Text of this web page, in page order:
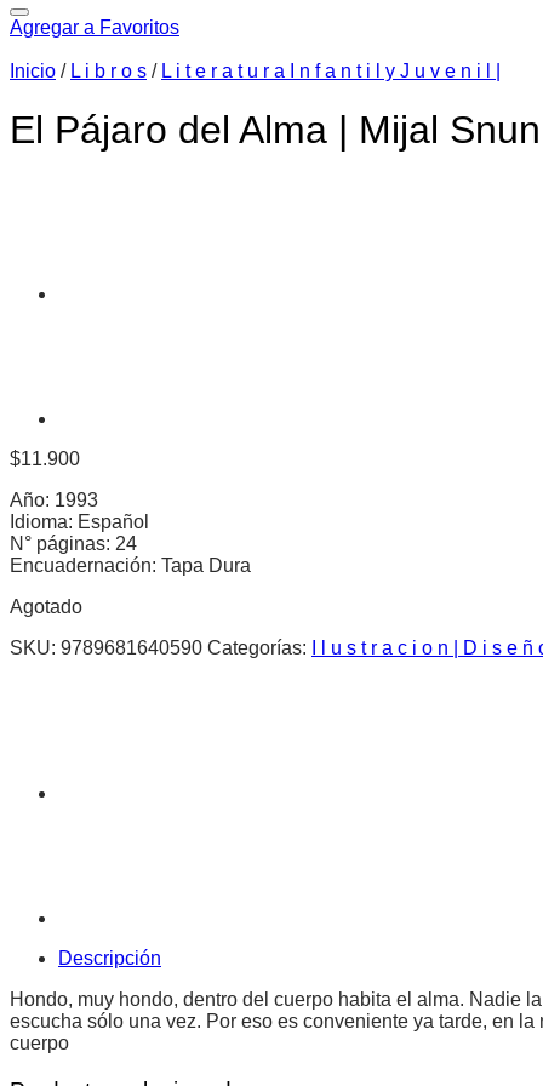
Agregar a Favoritos
Inicio / L i b r o s / L i t e r a t u r a I n f a n t i l y J u v e n i l |
El Pájaro del Alma | Mijal
$11.900
Año: 1993
Idioma: Español
N° páginas: 24
Encuadernación: Tapa Dura
Agotado
SKU: 9789681640590 Categorías: I l u s t r a c i o n | D i s e ñ o
Descripción
Hondo, muy hondo, dentro del cuerpo habita el alma. Nadie
escucha sólo una vez. Por eso es conveniente ya tarde, en
cuerpo